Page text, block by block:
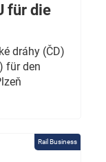
für die
dráhy (ČD)
für den
Rail Business